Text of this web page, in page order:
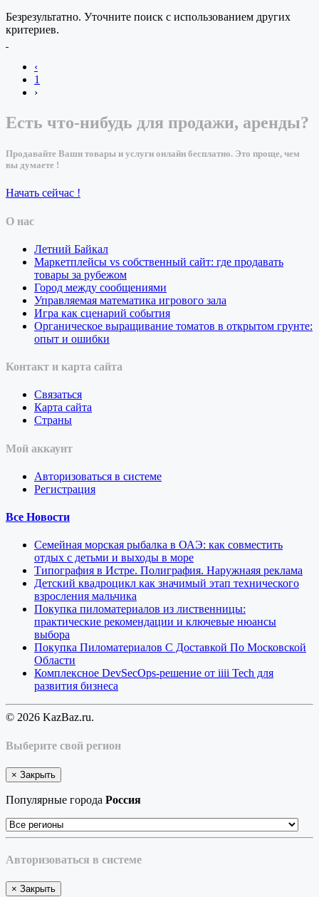
Безрезультатно. Уточните поиск с использованием других
критериев.
‹
1
›
Есть что-нибудь для продажи, аренды?
Продавайте Ваши товары и услуги онлайн бесплатно. Это проще, чем
вы думаете !
Начать сейчас !
О нас
Летний Байкал
Маркетплейсы vs собственный сайт: где продавать
товары за рубежом
Город между сообщениями
Управляемая математика игрового зала
Игра как сценарий события
Органическое выращивание томатов в открытом грунте:
опыт и ошибки
Контакт и карта сайта
Связаться
Карта сайта
Страны
Мой аккаунт
Авторизоваться в системе
Регистрация
Все Новости
Семейная морская рыбалка в ОАЭ: как совместить
отдых с детьми и выходы в море
Типография в Истре. Полиграфия. Наружнаяя реклама
Детский квадроцикл как значимый этап технического
взросления мальчика
Покупка пиломатериалов из лиственницы:
практические рекомендации и ключевые нюансы
выбора
Покупка Пиломатериалов С Доставкой По Московской
Области
Комплексное DevSecOps-решение от iiii Tech для
развития бизнеса
© 2026 KazBaz.ru.
Выберите свой регион
× Закрыть
Популярные города Россия
Авторизоваться в системе
× Закрыть